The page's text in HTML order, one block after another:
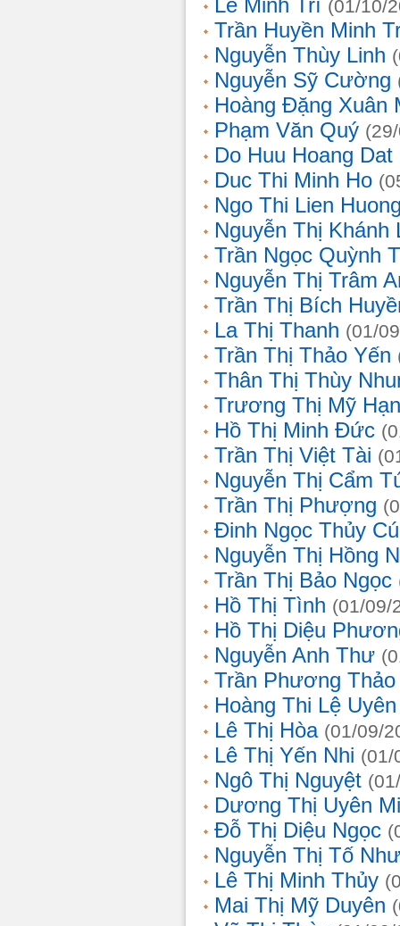
Lê Minh Trí (01/10/
Trần Huyền Minh
Nguyễn Thùy Linh
Nguyễn Sỹ Cường
Hoàng Đặng Xuân
Phạm Văn Quý
Do Huu Hoang Dat
Duc Thi Minh Ho
Ngo Thi Lien
Nguyễn Thị Khánh
Trần Ngọc Quỳnh
Nguyễn Thị Trâm
Trần Thị Bích
La Thị Thanh (01/
Trần Thị Thảo Yến
Thân Thị Thùy
Trương Thị Mỹ
Hồ Thị Minh Đức
Trần Thị Việt Tài
Nguyễn Thị Cẩm
Trần Thị Phượng
Đinh Ngọc Thủy
Nguyễn Thị Hồng
Trần Thị Bảo Ngọc
Hồ Thị Tình (01/09/
Hồ Thị Diệu
Nguyễn Anh Thư
Trần Phương Thảo
Hoàng Thi Lệ Uyên
Lê Thị Hòa (01/09/
Lê Thị Yến Nhi (01/
Ngô Thị Nguyệt
Dương Thị Uyên Mi
Đỗ Thị Diệu Ngọc
Nguyễn Thị Tố Như
Lê Thị Minh Thủy
Mai Thị Mỹ Duyên